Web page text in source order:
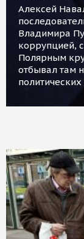
Алексей
Владимира
коррупцией,
Полярным
отбывал там
политических